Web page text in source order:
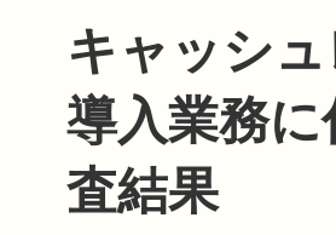
キャッシ
導入業務
査結果